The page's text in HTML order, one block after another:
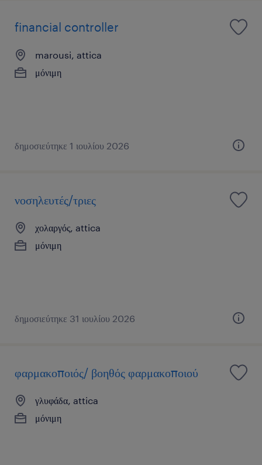
financial controller
marousi, attica
μόνιμη
δημοσιεύτηκε 1 ιουλίου 2026
νοσηλευτές/τριες
χολαργός, attica
μόνιμη
δημοσιεύτηκε 31 ιουλίου 2026
φαρμακοποιός/ βοηθός φαρμακοποιού
γλυφάδα, attica
μόνιμη